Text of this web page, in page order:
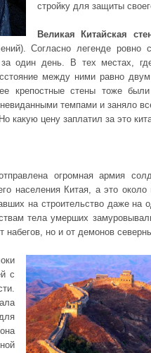
стройку для защиты
Великая Китайская
Согласно легенде ровно
один день. В тех местах,
между ними равно
крепостные стены тоже
темпами и заняло
какую цену заплатил за это
огромная армия
населения Китая, а это
на строительство даже на
тела умерших
набегов, но и от демонов
с